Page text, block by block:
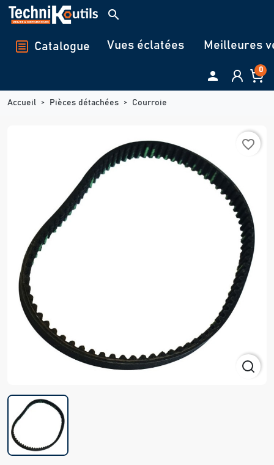
Panneau de gestion des cookies
search
Catalogue Vues éclatées Meilleures
 0
Accueil Pièces détachées Courroie
favorite_border